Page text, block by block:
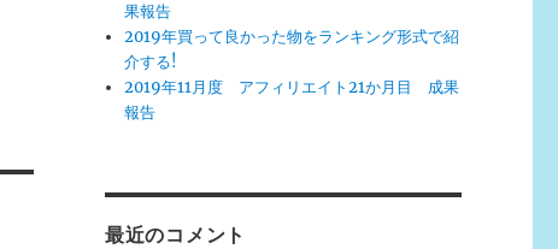
果報告
2019年買って良かった物をランキング形式で紹
介する!
2019年11月度 アフィリエイト21か月目 成果
報告
最近のコメント